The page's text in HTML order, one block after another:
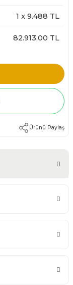
1 x 9.488 TL
82.913,00 TL
Ürünü Paylaş